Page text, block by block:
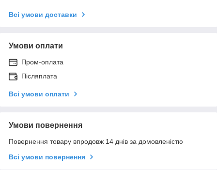
Всі умови доставки
Умови оплати
Пром-оплата
Післяплата
Всі умови оплати
Умови повернення
Повернення товару впродовж 14 днів за домовленістю
Всі умови повернення